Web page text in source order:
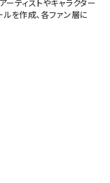
ーティストやキャラクター
を作成、各ファン層に